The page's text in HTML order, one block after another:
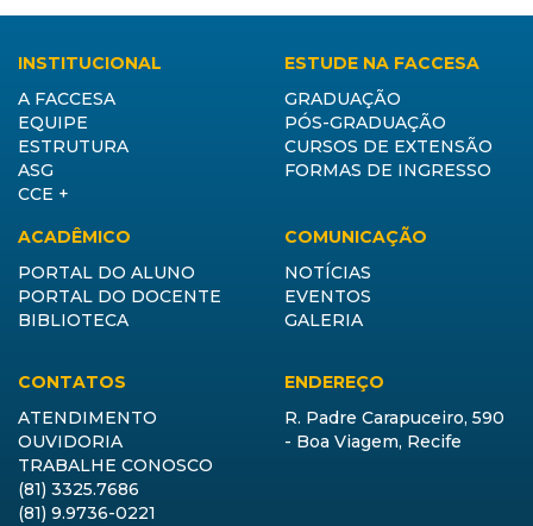
INSTITUCIONAL
A FACCESA
EQUIPE
ESTRUTURA
ASG
CCE +
ESTUDE NA FACCESA
GRADUAÇÃO
PÓS-GRADUAÇÃO
CURSOS DE EXTENSÃO
FORMAS DE INGRESSO
ACADÊMICO
PORTAL DO ALUNO
PORTAL DO DOCENTE
BIBLIOTECA
COMUNICAÇÃO
NOTÍCIAS
EVENTOS
GALERIA
CONTATOS
ATENDIMENTO
OUVIDORIA
TRABALHE CONOSCO
(81) 3325.7686
(81) 9.9736-0221
ENDEREÇO
R. Padre Carapuceiro, 590
- Boa Viagem, Recife